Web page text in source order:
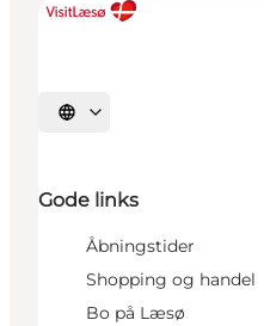
Sprache auswählen
Gode links
Åbningstider
Shopping og handel
Bo på Læsø